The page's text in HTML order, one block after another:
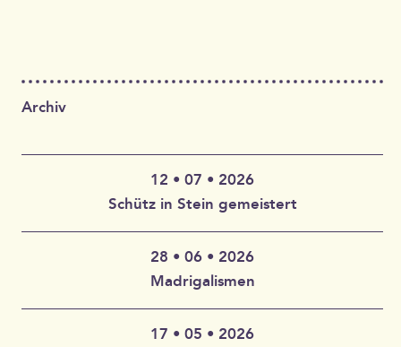
Archiv
Schütz in Stein gemeistert
12 • 07 • 2026
Claudia Wahlbuhl – Violine, Bratsche, Gambe, Gesang |
Thomas Wahlbuhl – Akkordeon, Gesang | Jan Geisler –
Klarinette, Saxophon, Gesang | Holger Vandrich –
Gitarre, Gesang | Stefan Garthoff – Gesang, Melodica |
Madrigalismen
28 • 06 • 2026
17 • 05 • 2026